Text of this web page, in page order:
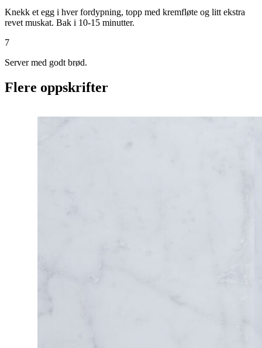
Knekk et egg i hver fordypning, topp med kremfløte og litt ekstra
revet muskat. Bak i 10-15 minutter.
7
Server med godt brød.
Flere oppskrifter